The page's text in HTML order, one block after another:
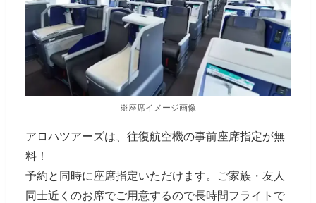
※座席イメージ画像
アロハツアーズは、往復航空機の事前座席指定が無
料！
予約と同時に座席指定いただけます。ご家族・友人
同士近くのお席でご用意するので長時間フライトで